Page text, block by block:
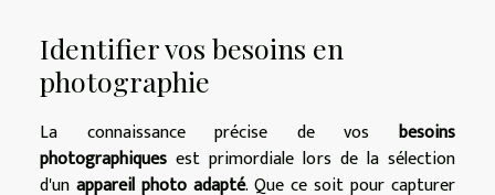
Identifier vos besoins en
photographie
La connaissance précise de vos besoins
photographiques est primordiale lors de la sélection
d'un appareil photo adapté. Que ce soit pour capturer